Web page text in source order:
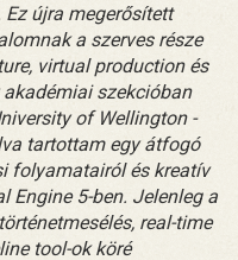
újra megerősített
a szerves része
virtual production és
szekcióban
of Wellington -
tartottam egy átfogó
folyamatairól és kreatív
Engine 5-ben. Jelenleg a
real-time
tool-ok köré